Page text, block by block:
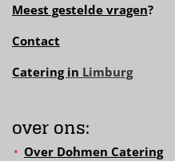
Meest gestelde vragen?
Contact
Catering in Limburg
over ons:
Over Dohmen Catering